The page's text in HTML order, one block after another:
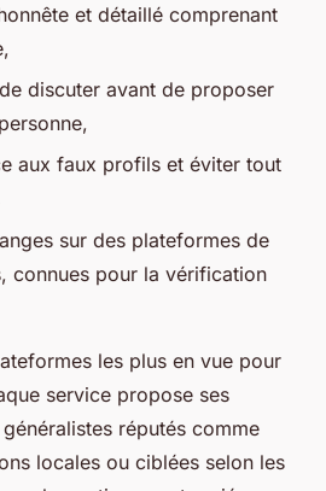
et détaillé comprenant
discuter avant de proposer
aux faux profils et éviter tout
sur des plateformes de
connues pour la vérification
les plus en vue pour
service propose ses
réputés comme
locales ou ciblées selon les